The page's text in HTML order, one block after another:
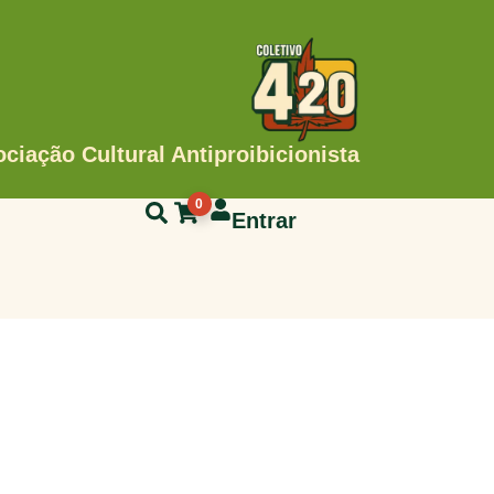
Cultural Antiproibicionista
0
Entrar